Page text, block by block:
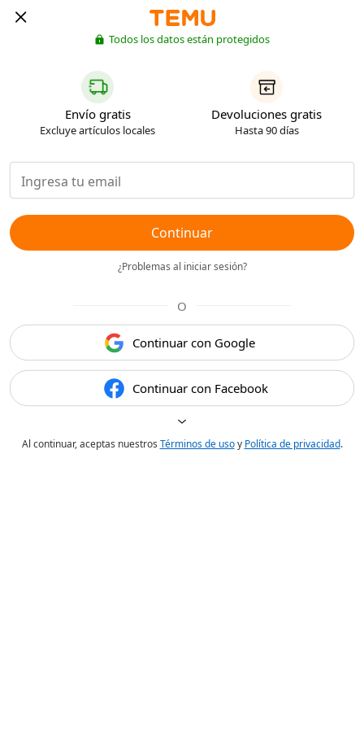
Todos los datos están protegidos
Envío gratis
Excluye artículos locales
Devoluciones gratis
Hasta 90 días
Continuar
¿Problemas al iniciar sesión?
O
Continuar con Google
Continuar con Facebook
Al continuar, aceptas nuestros Términos de usoy Política de privacidad.